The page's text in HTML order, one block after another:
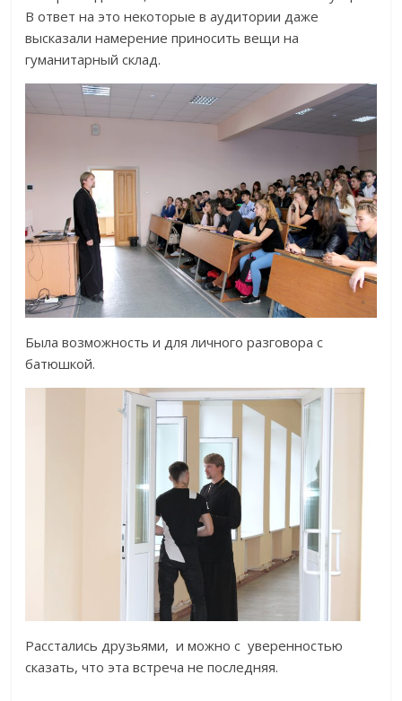
В ответ на это некоторые в аудитории даже
высказали намерение приносить вещи на
гуманитарный склад.
Была возможность и для личного разговора с
батюшкой.
Расстались друзьями, и можно с уверенностью
сказать, что эта встреча не последняя.